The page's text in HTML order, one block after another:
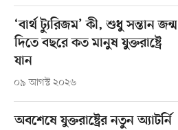
‘বার্থ ট্যুরিজম’ কী, শুধু সন্তান জন্ম
দিতে বছরে কত মানুষ যুক্তরাষ্ট্রে
যান
০৯ আগস্ট ২০২৬
অবশেষে যুক্তরাষ্ট্রের নতুন অ্যাটর্নি